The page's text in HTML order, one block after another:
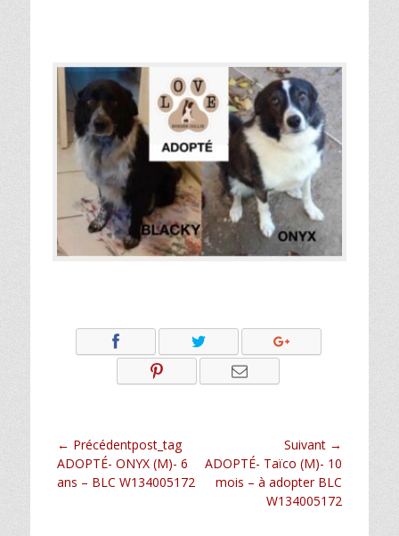
Navigation
de
l’article
← Précédentpost_tag
Article
précédent :
ADOPTÉ- ONYX (M)- 6
ans – BLC W134005172
Suivant →
Article
suivant :
ADOPTÉ- Taïco (M)- 10
mois – à adopter BLC
W134005172